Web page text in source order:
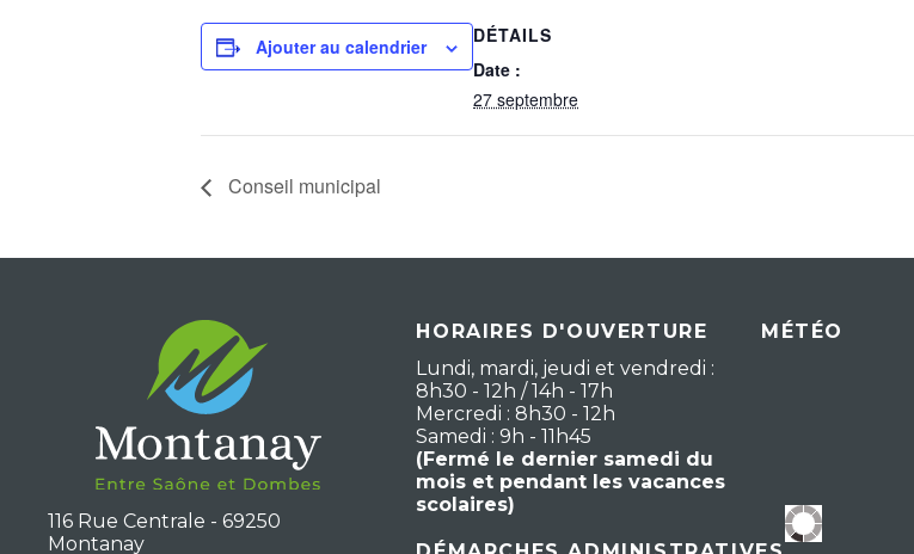
Ajouter au calendrier
DÉTAILS
Date :
27 septembre
Conseil municipal
116 Rue Centrale - 69250
Montanay
HORAIRES D'OUVERTURE
Lundi, mardi, jeudi et vendredi :
8h30 - 12h / 14h - 17h
Mercredi : 8h30 - 12h
Samedi : 9h - 11h45
(Fermé le dernier samedi du
mois et pendant les vacances
scolaires)
MÉTÉO